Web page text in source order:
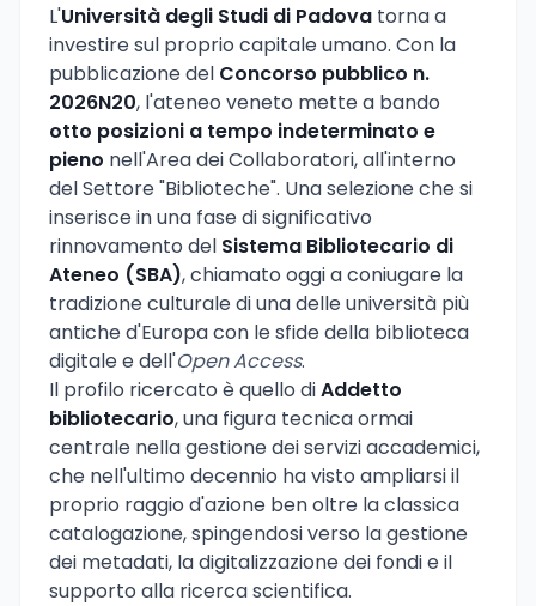
L'Università degli Studi di Padova torna a
investire sul proprio capitale umano. Con la
pubblicazione del Concorso pubblico n.
2026N20, l'ateneo veneto mette a bando
otto posizioni a tempo indeterminato e
pieno nell'Area dei Collaboratori, all'interno
del Settore "Biblioteche". Una selezione che si
inserisce in una fase di significativo
rinnovamento del Sistema Bibliotecario di
Ateneo (SBA), chiamato oggi a coniugare la
tradizione culturale di una delle università più
antiche d'Europa con le sfide della biblioteca
digitale e dell'Open Access.
Il profilo ricercato è quello diAddetto
bibliotecario, una figura tecnica ormai
centrale nella gestione dei servizi accademici,
che nell'ultimo decennio ha visto ampliarsi il
proprio raggio d'azione ben oltre la classica
catalogazione, spingendosi verso la gestione
dei metadati, la digitalizzazione dei fondi e il
supporto alla ricerca scientifica.